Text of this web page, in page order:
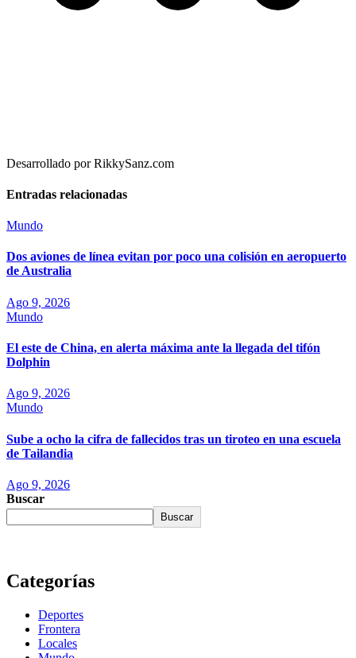
Desarrollado por RikkySanz.com
Entradas relacionadas
Mundo
Dos aviones de línea evitan por poco una colisión en aeropuerto
de Australia
Ago 9, 2026
Mundo
El este de China, en alerta máxima ante la llegada del tifón
Dolphin
Ago 9, 2026
Mundo
Sube a ocho la cifra de fallecidos tras un tiroteo en una escuela
de Tailandia
Ago 9, 2026
Buscar
Buscar
Categorías
Deportes
Frontera
Locales